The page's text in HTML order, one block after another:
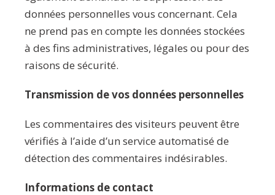
données personnelles vous concernant. Cela
ne prend pas en compte les données stockées
à des fins administratives, légales ou pour des
raisons de sécurité.
Transmission de vos données personnelles
Les commentaires des visiteurs peuvent être
vérifiés à l’aide d’un service automatisé de
détection des commentaires indésirables.
Informations de contact